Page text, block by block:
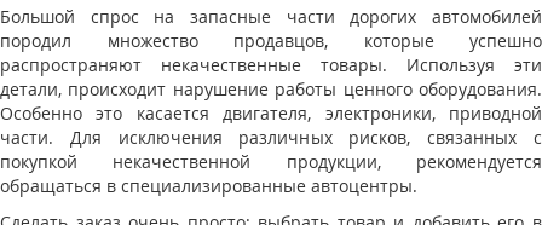
Большой спрос на запасные части дорогих автомобилей
породил множество продавцов, которые успешно
распространяют некачественные товары. Используя эти
детали, происходит нарушение работы ценного оборудования.
Особенно это касается двигателя, электроники, приводной
части. Для исключения различных рисков, связанных с
покупкой некачественной продукции, рекомендуется
обращаться в специализированные автоцентры.